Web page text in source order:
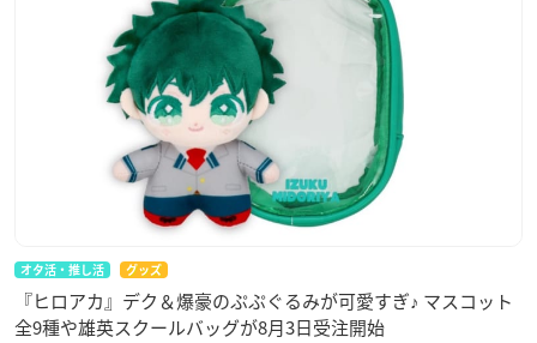
オタ活・推し活 グッズ
『ヒロアカ』デク＆爆豪のぷぷぐるみが可愛すぎ♪ マスコット
全9種や雄英スクールバッグが8月3日受注開始